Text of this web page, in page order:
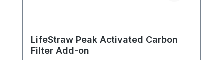
LifeStraw Peak Activated Carbon
Filter Add-on